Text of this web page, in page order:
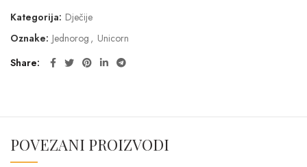
Kategorija: Dječije
Oznake: Jednorog , Unicorn
Share
POVEZANI PROIZVODI